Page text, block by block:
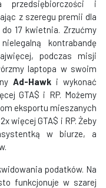
przedsiębiorczości i
z szeregu premii dla
17 kwietnia. Zrzućmy
kontrabandę
podczas misji
laptopa w swoim
Ad-Hawk i wykonać
GTA$ i RP. Możemy
eksportu mieszanych
więcej GTA$ i RP. Żeby
w biurze, a
podatków. Na
funkcjonuje w szarej